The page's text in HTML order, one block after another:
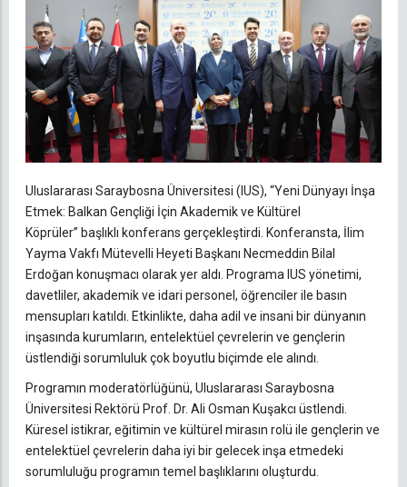
Uluslararası Saraybosna Üniversitesi (IUS), “Yeni Dünyayı İnşa
Etmek: Balkan Gençliği İçin Akademik ve Kültürel
Köprüler” başlıklı konferans gerçekleştirdi. Konferansta, İlim
Yayma Vakfı Mütevelli Heyeti Başkanı Necmeddin Bilal
Erdoğan konuşmacı olarak yer aldı. Programa IUS yönetimi,
davetliler, akademik ve idari personel, öğrenciler ile basın
mensupları katıldı. Etkinlikte, daha adil ve insani bir dünyanın
inşasında kurumların, entelektüel çevrelerin ve gençlerin
üstlendiği sorumluluk çok boyutlu biçimde ele alındı.
Programın moderatörlüğünü, Uluslararası Saraybosna
Üniversitesi Rektörü Prof. Dr. Ali Osman Kuşakcı üstlendi.
Küresel istikrar, eğitimin ve kültürel mirasın rolü ile gençlerin ve
entelektüel çevrelerin daha iyi bir gelecek inşa etmedeki
sorumluluğu programın temel başlıklarını oluşturdu.